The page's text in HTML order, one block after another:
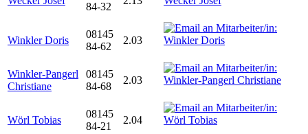
84-32
Winkler Doris
08145
84-62
2.03
Winkler-Pangerl
Christiane
08145
84-68
2.03
Wörl Tobias
08145
84-21
2.04